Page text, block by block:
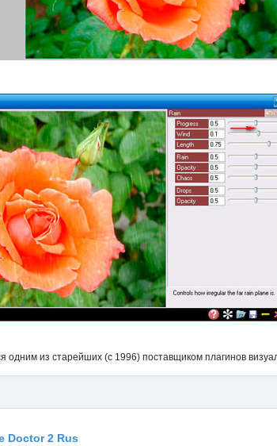
одним из старейших (с 1996) поставщиком плагинов
Doctor 2 Rus